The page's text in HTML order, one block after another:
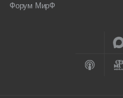
Форум МирФ